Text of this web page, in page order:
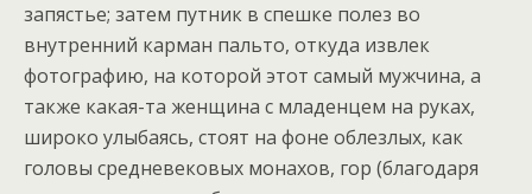
запястье; затем путник в спешке полез во
внутренний карман пальто, откуда извлек
фотографию, на которой этот самый мужчина, а
также какая-та женщина с младенцем на руках,
широко улыбаясь, стоят на фоне облезлых, как
головы средневековых монахов, гор (благодаря